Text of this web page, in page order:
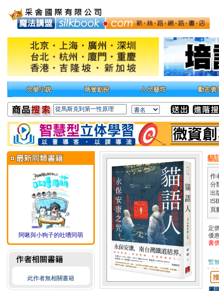
阿啾與小狗子的吐嘈同萌
此作者無相關書籍
貓
作
分
出
頁
定
優
書
暫
團